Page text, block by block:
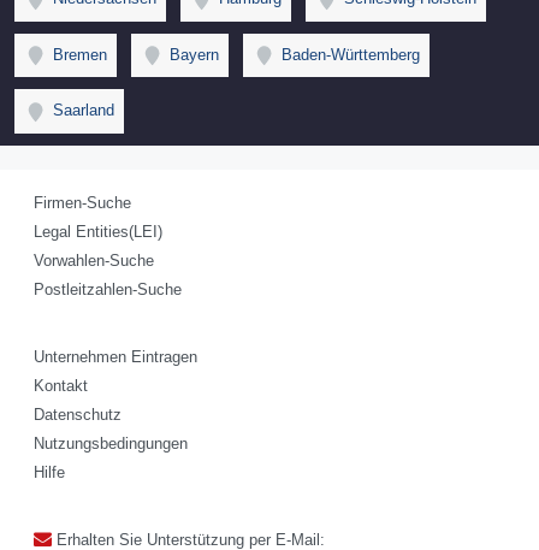
Bremen Bayern Baden-Württemberg
Saarland
Firmen-Suche
Legal Entities(LEI)
Vorwahlen-Suche
Postleitzahlen-Suche
Unternehmen Eintragen
Kontakt
Datenschutz
Nutzungsbedingungen
Hilfe
Erhalten Sie Unterstützung per E-Mail: